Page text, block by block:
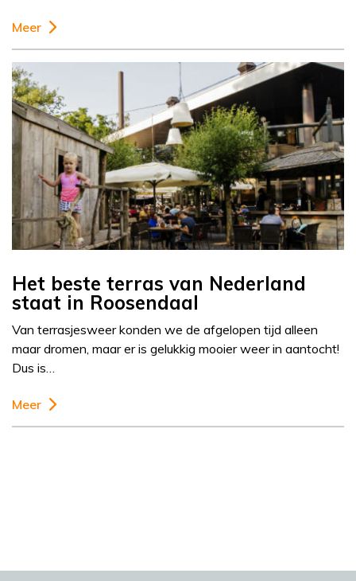
Meer
Het beste terras van Nederland
staat in Roosendaal
Van terrasjesweer konden we de afgelopen tijd alleen
maar dromen, maar er is gelukkig mooier weer in aantocht!
Dus is…
Meer